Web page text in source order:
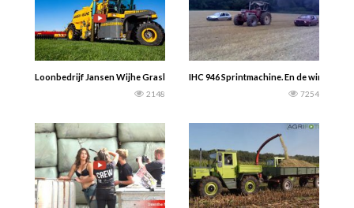
Loonbedrijf Jansen Wijhe Grasland injecteren 2020 met een Vervaet Hydro
2148
IHC 946 Sprintmachine. En de winnaar is
7254